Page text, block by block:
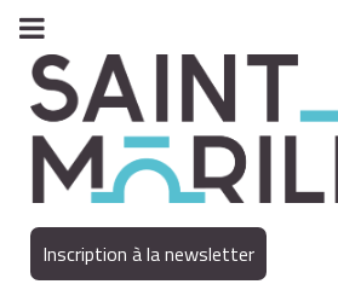
Inscription à la newsletter